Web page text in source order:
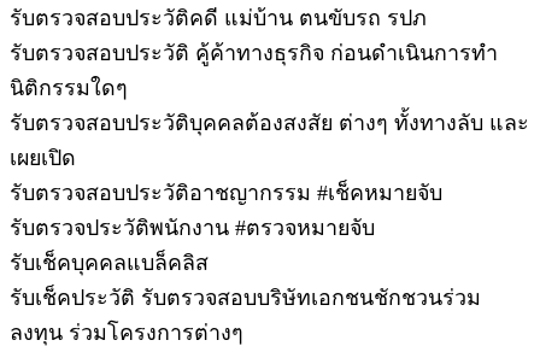
รับตรวจสอบประวัติคดี แม่บ้าน ตนขับรถ รปภ
รับตรวจสอบประวัติ คู้ค้าทางธุรกิจ ก่อนดำเนินการทำ
นิติกรรมใดๆ
รับตรวจสอบประวัติบุคคลต้องสงสัย ต่างๆ ทั้งทางลับ และ
เผยเปิด
รับตรวจสอบประวัติอาชญากรรม #เช็คหมายจับ
รับตรวจประวัติพนักงาน #ตรวจหมายจับ
รับเช็คบุคคลแบล็คลิส
รับเช็คประวัติ รับตรวจสอบบริษัทเอกชนชักชวนร่วม
ลงทุน ร่วมโครงการต่างๆ